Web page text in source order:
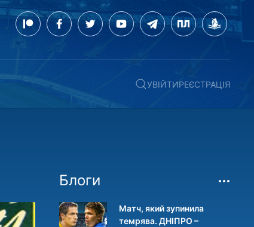
УВІЙТИРЕЄСТРАЦІЯ
Блоги
Матч, який зупинила
темрява. ДНІПРО –